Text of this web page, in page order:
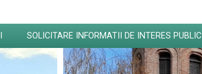
SOLICITARE INFORMATII DE INTERES PUBLIC